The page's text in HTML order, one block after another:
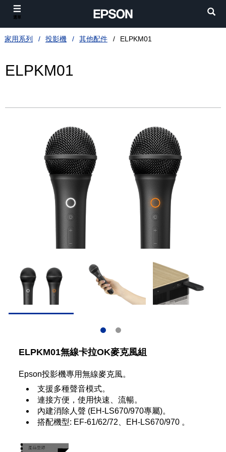
家用系列 投影機 其他配件 ELPKM01
ELPKM01
ELPKM01無線卡拉OK麥克風組
Epson投影機專用無線麥克風。
支援多種聲音模式。
連接方便，使用快速、流暢。
內建消除人聲 (EH-LS670/970專屬)。
搭配機型: EF-61/62/72、EH-LS670/970 。